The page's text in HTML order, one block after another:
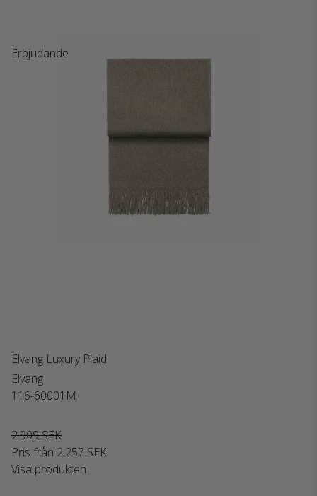
Erbjudande
Elvang Luxury Plaid
Elvang
116-60001M
2.909 SEK
Pris från 2.257 SEK
Visa produkten